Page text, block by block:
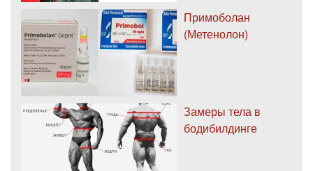
Примоболан
(Метенолон)
Замеры тела в
бодибилдинге